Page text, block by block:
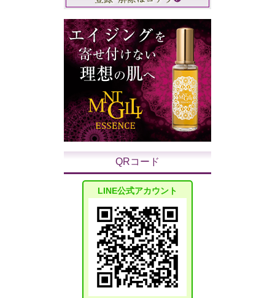
QRコード
LINE公式アカウント